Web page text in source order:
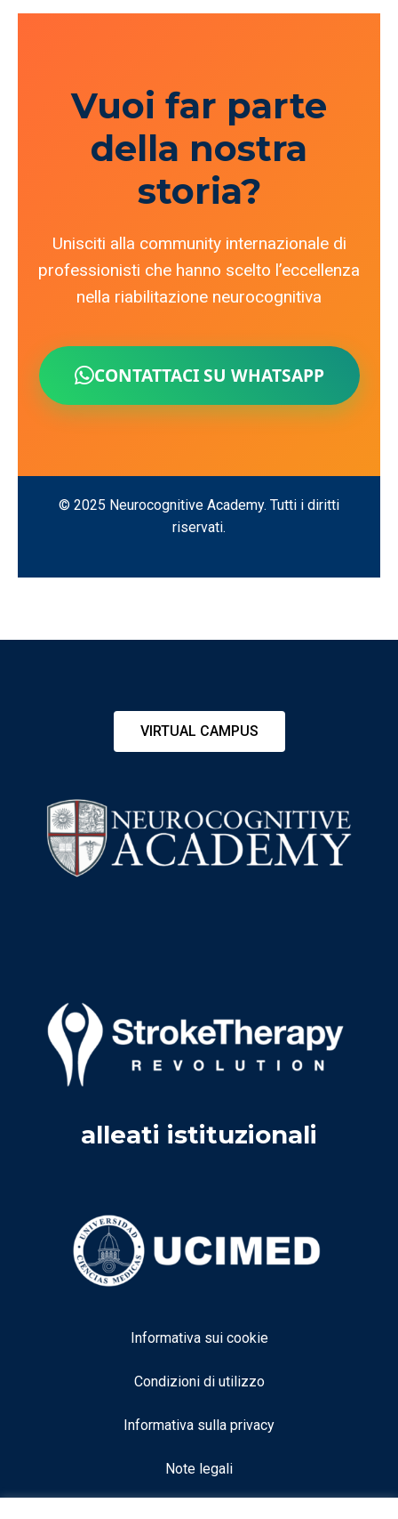
Vuoi far parte
della nostra
storia?
Unisciti alla community internazionale di
professionisti che hanno scelto l’eccellenza
nella riabilitazione neurocognitiva
CONTATTACI SU WHATSAPP
© 2025 Neurocognitive Academy. Tutti i diritti
riservati.
VIRTUAL CAMPUS
alleati istituzionali
Informativa sui cookie
Condizioni di utilizzo
Informativa sulla privacy
Note legali